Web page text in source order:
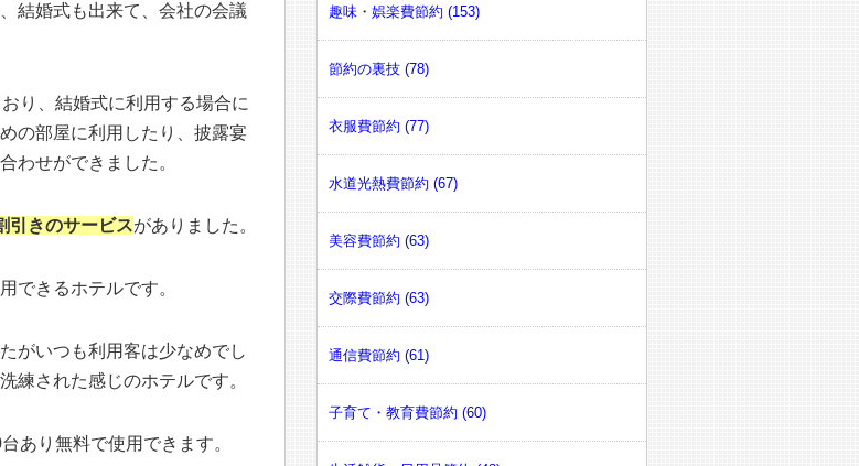
結婚式も出来て、会社の会議
り、結婚式に利用する場合に
の部屋に利用したり、披露宴
わせができました。
引きのサービスがありました。
できるホテルです。
がいつも利用客は少なめでし
練された感じのホテルです。
あり無料で使用できます。
趣味・娯楽費節約 (153)
節約の裏技 (78)
衣服費節約 (77)
水道光熱費節約 (67)
美容費節約 (63)
交際費節約 (63)
通信費節約 (61)
子育て・教育費節約 (60)